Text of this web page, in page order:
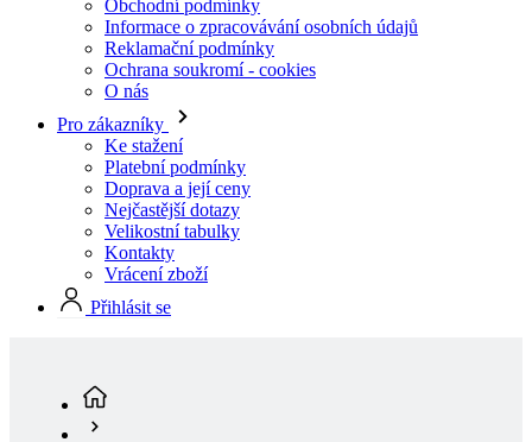
Pro zákazníky
Ke stažení
Platební podmínky
Doprava a její ceny
Nejčastější dotazy
Velikostní tabulky
Kontakty
Vrácení zboží
Přihlásit se
Muži